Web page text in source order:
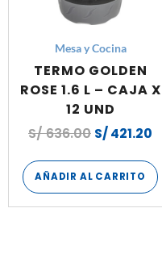
Mesa y Cocina
TERMO GOLDEN
ROSE 1.6 L – CAJA X
12 UND
S/636.00 S/421.20
AÑADIR AL CARRITO